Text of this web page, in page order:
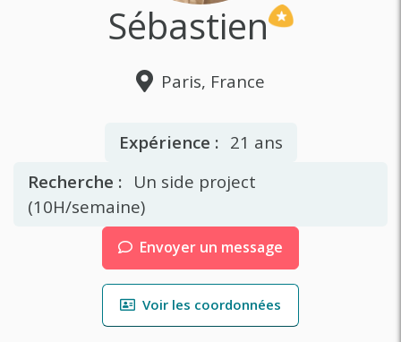
Sébastien
Paris, France
Expérience : 21 ans
Recherche : Un side project
(10H/semaine)
Envoyer un message
Voir les coordonnées